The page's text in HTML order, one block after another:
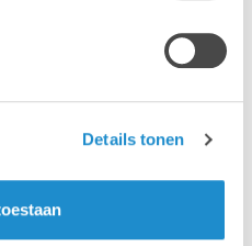
Details tonen